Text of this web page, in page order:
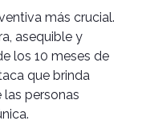
más crucial.
asequible y
los 10 meses de
que brinda
las personas